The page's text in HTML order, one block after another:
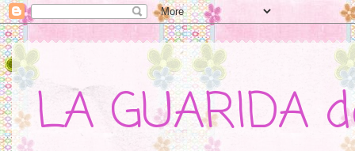
LA GUARIDA